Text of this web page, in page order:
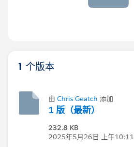
1 个版本
由 Chris Geatch 添加
1 版（最新）
232.8 KB
2025年5月26日 上午10:11